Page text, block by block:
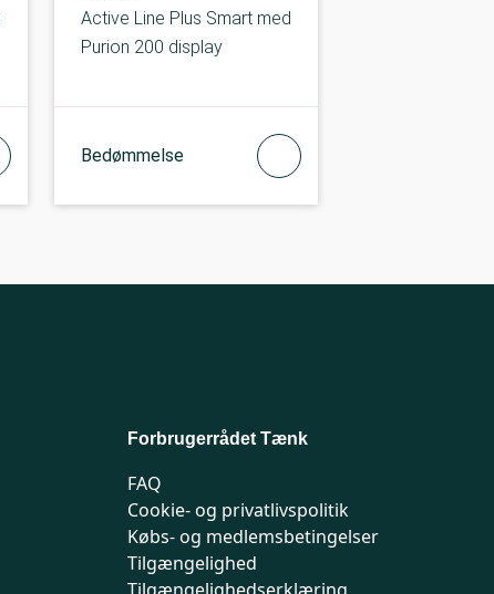
Active Line Plus Smart med
Purion 200 display
Bedømmelse
Forbrugerrådet Tænk
FAQ
Cookie- og privatlivspolitik
Købs- og medlemsbetingelser
Tilgængelighed